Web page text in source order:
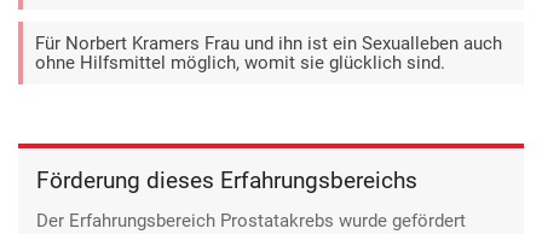
Für Norbert Kramers Frau und ihn ist ein Sexualleben auch
ohne Hilfsmittel möglich, womit sie glücklich sind.
Förderung dieses Erfahrungsbereichs
Der Erfahrungsbereich Prostatakrebs wurde gefördert